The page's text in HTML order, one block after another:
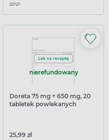
więcej
nierefundowany
Doreta 75 mg + 650 mg, 20
tabletek powlekanych
25,99 zł